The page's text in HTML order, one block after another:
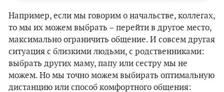
Например, если мы говорим о начальстве, коллегах,
то мы их можем выбрать – перейти в другое место,
максимально ограничить общение. И совсем другая
ситуация с близкими людьми, с родственниками:
выбрать других маму, папу или сестру мы не
можем. Но мы точно можем выбирать оптимальную
дистанцию или способ комфортного общения: